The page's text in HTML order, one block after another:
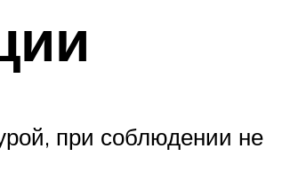
при соблюдении не